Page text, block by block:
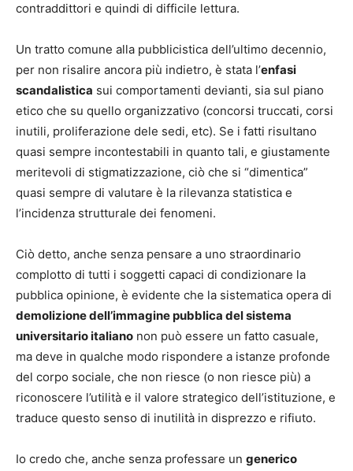
contraddittori e quindi di difficile lettura.
Un tratto comune alla pubblicistica dell’ultimo decennio,
per non risalire ancora più indietro, è stata l’enfasi
scandalistica sui comportamenti devianti, sia sul piano
etico che su quello organizzativo (concorsi truccati, corsi
inutili, proliferazione dele sedi, etc). Se i fatti risultano
quasi sempre incontestabili in quanto tali, e giustamente
meritevoli di stigmatizzazione, ciò che si “dimentica”
quasi sempre di valutare è la rilevanza statistica e
l’incidenza strutturale dei fenomeni.
Ciò detto, anche senza pensare a uno straordinario
complotto di tutti i soggetti capaci di condizionare la
pubblica opinione, è evidente che la sistematica opera di
demolizione dell’immagine pubblica del sistema
universitario italiano non può essere un fatto casuale,
ma deve in qualche modo rispondere a istanze profonde
del corpo sociale, che non riesce (o non riesce più) a
riconoscere l’utilità e il valore strategico dell’istituzione, e
traduce questo senso di inutilità in disprezzo e rifiuto.
Io credo che, anche senza professare un generico